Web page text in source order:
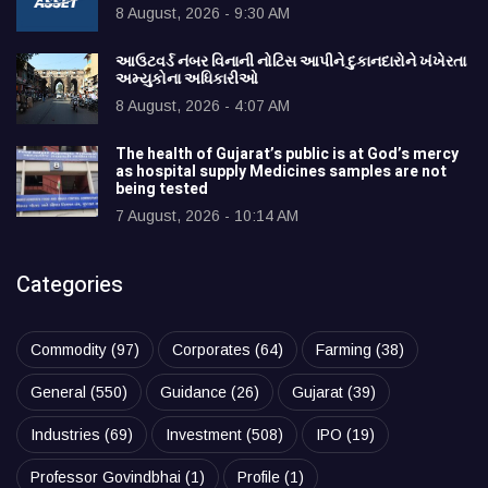
8 August, 2026 - 9:30 AM
આઉટવર્ડ નંબર વિનાની નોટિસ આપીને દુકાનદારોને ખંખેરતા
અમ્યુકોના અધિકારીઓ
8 August, 2026 - 4:07 AM
The health of Gujarat’s public is at God’s mercy
as hospital supply Medicines samples are not
being tested
7 August, 2026 - 10:14 AM
Categories
Commodity (97) Corporates (64) Farming (38)
General (550) Guidance (26) Gujarat (39)
Industries (69) Investment (508) IPO (19)
Professor Govindbhai (1) Profile (1)